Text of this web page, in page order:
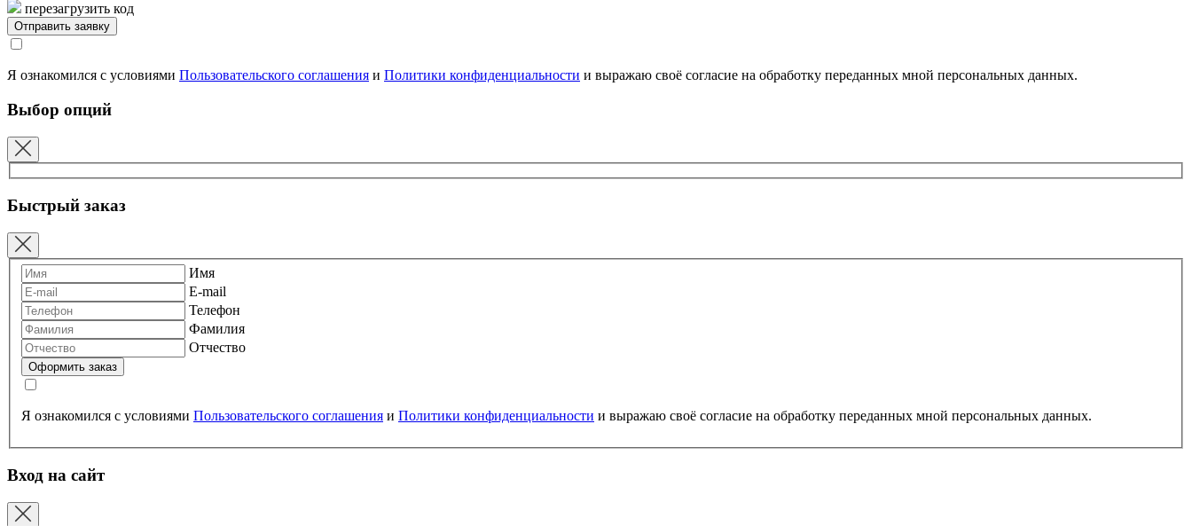
перезагрузить код
Я ознакомился с условиями Пользовательского соглашения и Политики конфиденциальности и выражаю своё согласие на обработку переданных мной персональных данных.
Выбор опций
Быстрый заказ
Имя
E-mail
Телефон
Фамилия
Отчество
Я ознакомился с условиями Пользовательского соглашения и Политики конфиденциальности и выражаю своё согласие на обработку переданных мной персональных данных.
Вход на сайт